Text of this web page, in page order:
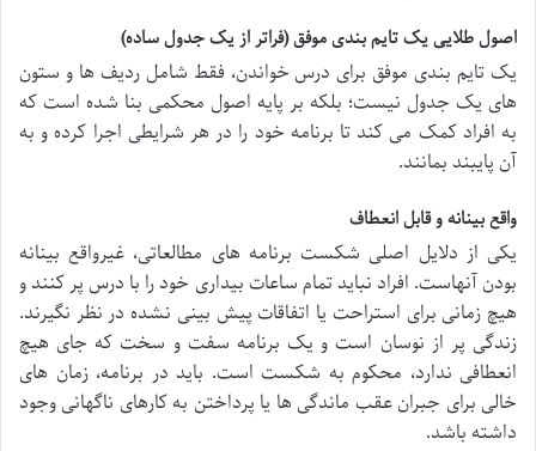
اصول طلایی یک تایم بندی موفق (فراتر از یک جدول ساده)
یک تایم بندی موفق برای درس خواندن، فقط شامل ردیف ها و ستون
های یک جدول نیست؛ بلکه بر پایه اصول محکمی بنا شده است که
به افراد کمک می کند تا برنامه خود را در هر شرایطی اجرا کرده و به
آن پایبند بمانند.
واقع بینانه و قابل انعطاف
یکی از دلایل اصلی شکست برنامه های مطالعاتی، غیرواقع بینانه
بودن آنهاست. افراد نباید تمام ساعات بیداری خود را با درس پر کنند و
هیچ زمانی برای استراحت یا اتفاقات پیش بینی نشده در نظر نگیرند.
زندگی پر از نوسان است و یک برنامه سفت و سخت که جای هیچ
انعطافی ندارد، محکوم به شکست است. باید در برنامه، زمان های
خالی برای جبران عقب ماندگی ها یا پرداختن به کارهای ناگهانی وجود
داشته باشد.